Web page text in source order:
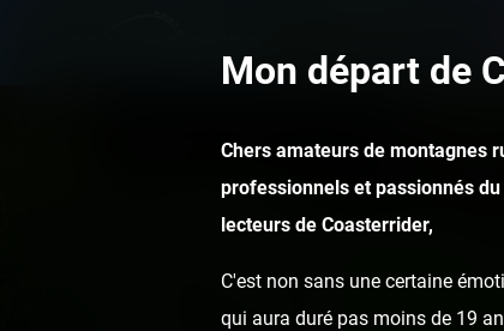
Mon départ de
Chers amateurs de montagnes
professionnels et passionnés du
lecteurs de Coasterrider,
C'est non sans une certaine
qui aura duré pas moins de 19